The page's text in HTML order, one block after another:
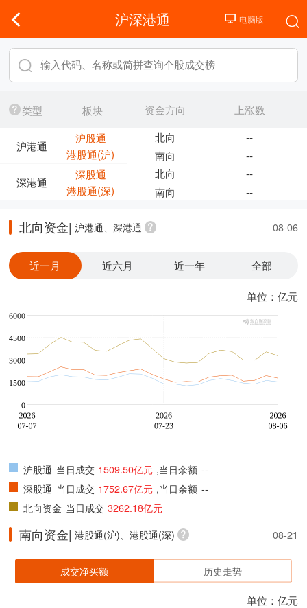
沪深港通
类型 板块
沪港通
沪股通
港股通(沪)
深港通
深股通
港股通(深)
资金方向
上涨数
北向
--
南向
--
北向
--
南向
--
北向资金| 沪港通、深港通 08-06
近一月 近六月 近一年 全部
单位：亿元
沪股通 当日成交 1509.50亿元 ,当日余额 --
深股通 当日成交 1752.67亿元 ,当日余额 --
北向资金 当日成交 3262.18亿元
南向资金| 港股通(沪)、港股通(深) 08-21
成交净买额 历史走势
单位：亿元